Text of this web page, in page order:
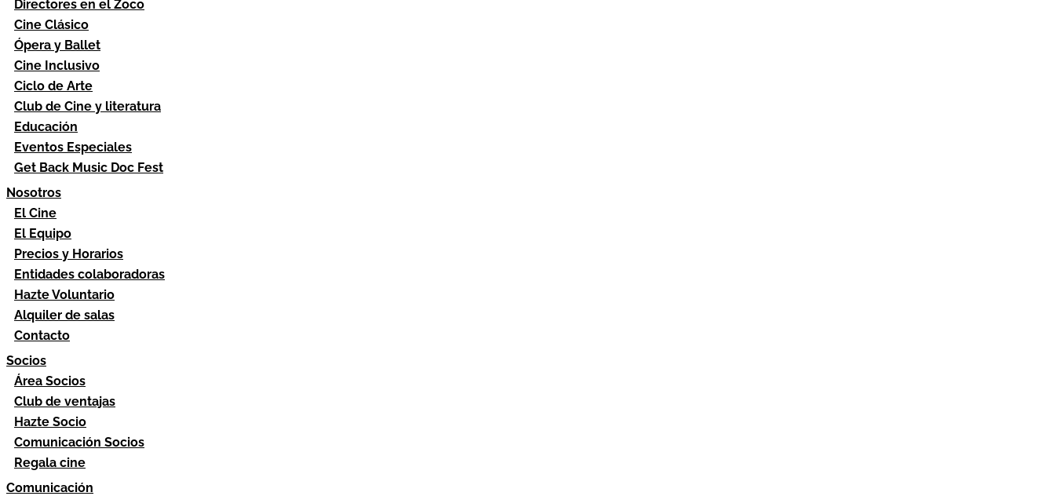
Directores en el Zoco
Cine Clásico
Ópera y Ballet
Cine Inclusivo
Ciclo de Arte
Club de Cine y literatura
Educación
Eventos Especiales
Get Back Music Doc Fest
Nosotros
El Cine
El Equipo
Precios y Horarios
Entidades colaboradoras
Hazte Voluntario
Alquiler de salas
Contacto
Socios
Área Socios
Club de ventajas
Hazte Socio
Comunicación Socios
Regala cine
Comunicación